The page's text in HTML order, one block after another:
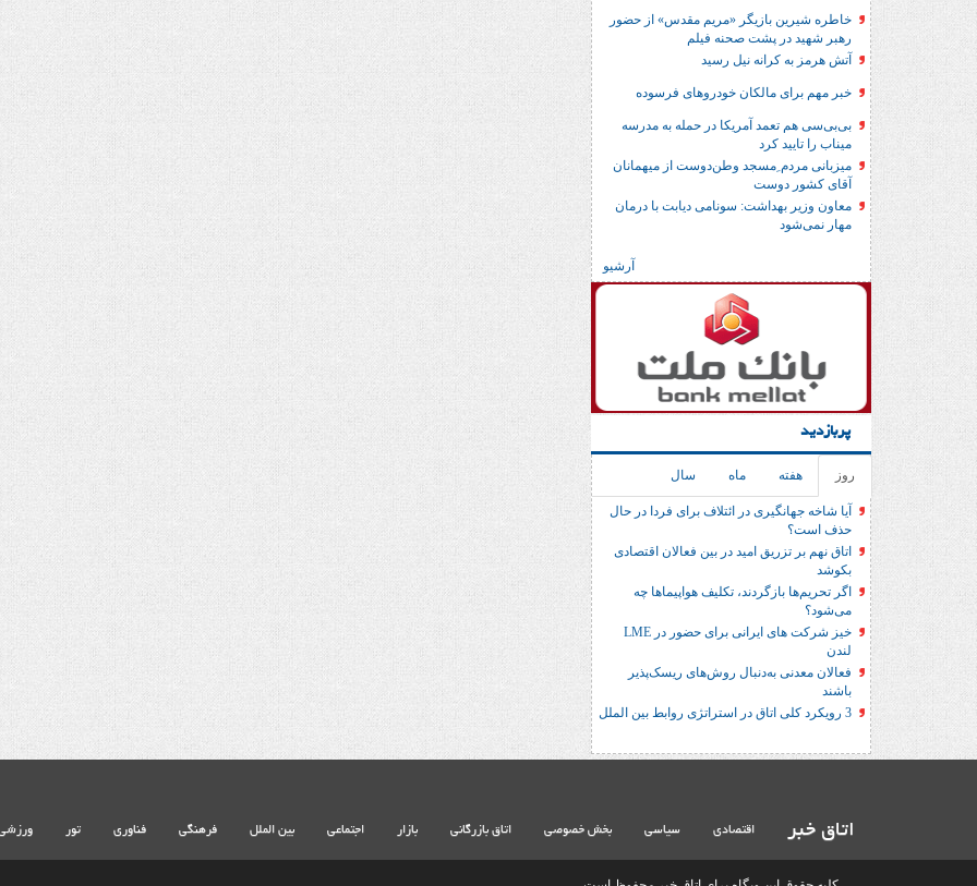
خاطره شیرین بازیگر «مریم مقدس» از حضور
رهبر شهید در پشت صحنه فیلم
آتش هرمز به کرانه نیل رسید
خبر مهم برای مالکان خودروهای فرسوده
بی‌بی‌سی هم تعمد آمریکا در حمله به مدرسه
میناب را تایید کرد
میزبانی مردم ِمسجد وطن‌دوست از میهمانان
آقای کشور دوست
معاون وزیر بهداشت: سونامی دیابت با درمان
مهار نمی‌شود
آرشیو
پربازدید
روز هفته ماه سال
آیا شاخه جهانگیری در ائتلاف برای فردا در حال
حذف است؟
اتاق نهم بر تزریق امید در بین فعالان اقتصادی
بکوشد
اگر تحریم‌ها بازگردند، تکلیف هواپیماها چه
می‌شود؟
خیز شرکت های ایرانی برای حضور در LME
لندن
فعالان معدنی به‌دنبال روش‌های ریسک‌پذیر
باشند
3 رویکرد کلی اتاق در استراتژی روابط بین الملل
خامنه ای
شهادت حضرت آیت الله‌العظمی
اتاق خبر اقتصادی سیاسی بخش خصوصی اتاق بازرگانی بازار اجتماعی بین الملل فرهنگی فناوری تور